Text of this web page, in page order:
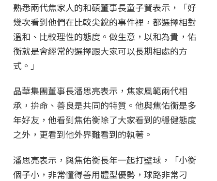
熟悉兩代焦家人的和碩董事長童子賢表示，「好
幾次看到他們在比較尖銳的事件裡，都選擇相對
溫和、比較理性的態度。做生意，以和為貴，佑
衡就是會經常的選擇跟大家可以長期相處的方
式。」
晶華集團董事長潘思亮表示，焦家風範兩代相
承，拚命、善良是共同的特質。他與焦佑衡是多
年好友，他看到焦佑衡除了大家看到的穩健態度
之外，更看到他外界難看到的執著。
潘思亮表示，與焦佑衡長年一起打壁球，「小衡
個子小，非常懂得善用體型優勢，球路非常刁